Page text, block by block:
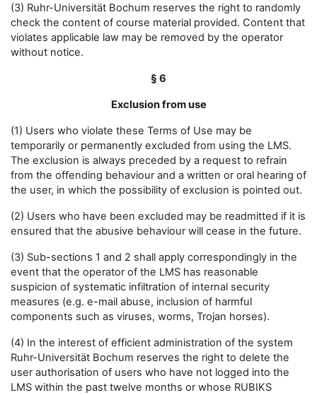
(3) Ruhr-Universität Bochum reserves the right to randomly
check the content of course material provided. Content that
violates applicable law may be removed by the operator
without notice.
§ 6
Exclusion from use
(1) Users who violate these Terms of Use may be
temporarily or permanently excluded from using the LMS.
The exclusion is always preceded by a request to refrain
from the offending behaviour and a written or oral hearing of
the user, in which the possibility of exclusion is pointed out.
(2) Users who have been excluded may be readmitted if it is
ensured that the abusive behaviour will cease in the future.
(3) Sub-sections 1 and 2 shall apply correspondingly in the
event that the operator of the LMS has reasonable
suspicion of systematic infiltration of internal security
measures (e.g. e-mail abuse, inclusion of harmful
components such as viruses, worms, Trojan horses).
(4) In the interest of efficient administration of the system
Ruhr-Universität Bochum reserves the right to delete the
user authorisation of users who have not logged into the
LMS within the past twelve months or whose RUBIKS